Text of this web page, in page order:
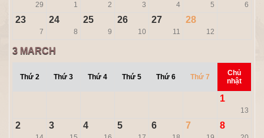
29 1 2 3 4 5 6
23
7
24
8
25
9
26
10
27
11
28
12
3 MARCH
Thứ 2 Thứ 3 Thứ 4 Thứ 5 Thứ 6 Thứ 7
Chủ
nhật
1
13
2 3 4 5 6 7 8